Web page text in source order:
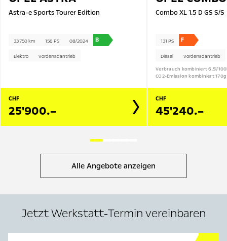
Astra-e Sports Tourer Edition
33'750 km 156 PS 08/2024 B
Elektro Vorderradantrieb
CHF
25'900.–
Combo XL 1.5 D GS S/S
131 PS F
Diesel Vorderradantrieb
Verbrauch kombiniert 6.5l/
CO2-Emission kombiniert
CHF
45'240.–
Alle Angebote anzeigen
Jetzt Werkstatt-Termin vereinbaren